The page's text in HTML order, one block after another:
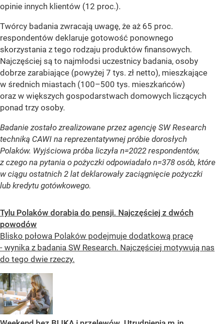
opinie innych klientów (12 proc.).
Twórcy badania zwracają uwagę, że aż 65 proc.
respondentów deklaruje gotowość ponownego
skorzystania z tego rodzaju produktów finansowych.
Najczęściej są to najmłodsi uczestnicy badania, osoby
dobrze zarabiające (powyżej 7 tys. zł netto), mieszkające
w średnich miastach (100–500 tys. mieszkańców)
oraz w większych gospodarstwach domowych liczących
ponad trzy osoby.
Badanie zostało zrealizowane przez agencję SW Research
techniką CAWI na reprezentatywnej próbie dorosłych
Polaków. Wyjściowa próba liczyła n=2022 respondentów,
z czego na pytania o pożyczki odpowiadało n=378 osób, które
w ciągu ostatnich 2 lat deklarowały zaciągnięcie pożyczki
lub kredytu gotówkowego.
Tylu Polaków dorabia do pensji. Najczęściej z dwóch
powodów
Blisko połowa Polaków podejmuje dodatkową pracę
- wynika z badania SW Research. Najczęściej motywują nas
do tego dwie rzeczy.